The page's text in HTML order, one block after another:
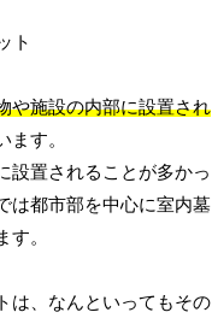
や施設の内部に設置され
ます。
設置されることが多かっ
は都市部を中心に室内墓
す。
は、なんといってもその